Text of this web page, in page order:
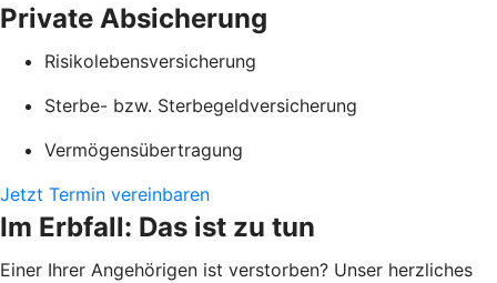
Private Absicherung
Risikolebensversicherung
Sterbe- bzw. Sterbegeldversicherung
Vermögensübertragung
Jetzt Termin vereinbaren
Im Erbfall: Das ist zu tun
Einer Ihrer Angehörigen ist verstorben? Unser herzliches